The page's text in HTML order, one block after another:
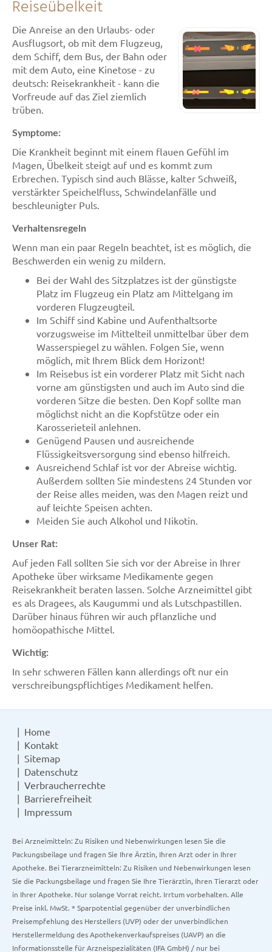
Reiseübelkeit
Die Anreise an den Urlaubs- oder
Ausflugsort, ob mit dem Flugzeug,
dem Schiff, dem Bus, der Bahn oder
mit dem Auto, eine Kinetose - zu
deutsch: Reisekrankheit - kann die
Vorfreude auf das Ziel ziemlich
trüben.
Symptome:
Die Krankheit beginnt mit einem flauen Gefühl im
Magen, Übelkeit steigt auf und es kommt zum
Erbrechen. Typisch sind auch Blässe, kalter Schweiß,
verstärkter Speichelfluss, Schwindelanfälle und
beschleunigter Puls.
Verhaltensregeln
Wenn man ein paar Regeln beachtet, ist es möglich, die
Beschwerden ein wenig zu mildern.
Bei der Wahl des Sitzplatzes ist der günstigste
Platz im Flugzeug ein Platz am Mittelgang im
vorderen Flugzeugteil.
Im Schiff sind Kabine und Aufenthaltsorte
vorzugsweise im Mittelteil unmittelbar über dem
Wasserspiegel zu wählen. Folgen Sie, wenn
möglich, mit Ihrem Blick dem Horizont!
Im Reisebus ist ein vorderer Platz mit Sicht nach
vorne am günstigsten und auch im Auto sind die
vorderen Sitze die besten. Den Kopf sollte man
möglichst nicht an die Kopfstütze oder ein
Karosserieteil anlehnen.
Genügend Pausen und ausreichende
Flüssigkeitsversorgung sind ebenso hilfreich.
Ausreichend Schlaf ist vor der Abreise wichtig.
Außerdem sollten Sie mindestens 24 Stunden vor
der Reise alles meiden, was den Magen reizt und
auf leichte Speisen achten.
Meiden Sie auch Alkohol und Nikotin.
Unser Rat:
Auf jeden Fall sollten Sie sich vor der Abreise in Ihrer
Apotheke über wirksame Medikamente gegen
Reisekrankheit beraten lassen. Solche Arzneimittel gibt
es als Dragees, als Kaugummi und als Lutschpastillen.
Darüber hinaus führen wir auch pflanzliche und
homöopathische Mittel.
Wichtig:
In sehr schweren Fällen kann allerdings oft nur ein
verschreibungspflichtiges Medikament helfen.
Home
Kontakt
Sitemap
Datenschutz
Verbraucherrechte
Barrierefreiheit
Impressum
Bei Arzneimitteln: Zu Risiken und Nebenwirkungen lesen Sie die
Packungsbeilage und fragen Sie Ihre Ärztin, Ihren Arzt oder in Ihrer
Apotheke. Bei Tierarzneimitteln: Zu Risiken und Nebenwirkungen lesen
Sie die Packungsbeilage und fragen Sie Ihre Tierärztin, Ihren Tierarzt oder
in Ihrer Apotheke. Nur solange Vorrat reicht. Irrtum vorbehalten. Alle
Preise inkl. MwSt. * Sparpotential gegenüber der unverbindlichen
Preisempfehlung des Herstellers (UVP) oder der unverbindlichen
Herstellermeldung des Apothekenverkaufspreises (UAVP) an die
Informationsstelle für Arzneispezialitäten (IFA GmbH) / nur bei